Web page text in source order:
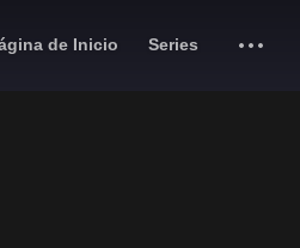
de Inicio Series